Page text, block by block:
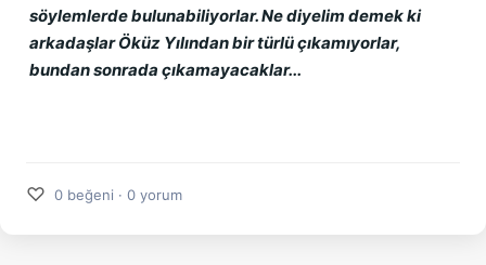
söylemlerde bulunabiliyorlar. Ne diyelim demek ki
arkadaşlar Öküz Yılından bir türlü çıkamıyorlar,
bundan sonrada çıkamayacaklar...
♡ 0 beğeni · 0 yorum